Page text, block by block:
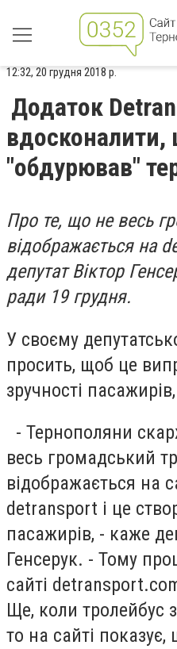
12:32, 20 грудня 2018 р.
Додаток
вдосконалити,
"обдурював"
Про те, що не весь
відображається на
депутат Віктор
ради 19 грудня.
У своєму
просить, щоб це
зручності
- Тернополяни
весь громадський
відображається на
detransport і це
пасажирів, - каже
Генсерук. - Тому
сайті
Ще, коли тролейбус
то на сайті